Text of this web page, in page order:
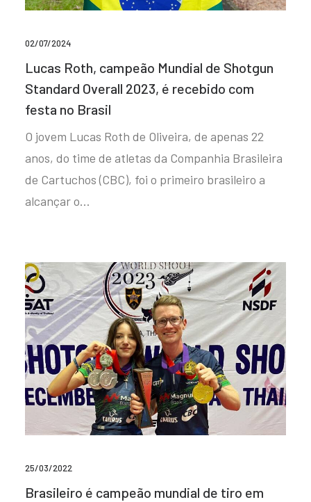
02/07/2024
Lucas Roth, campeão Mundial de Shotgun
Standard Overall 2023, é recebido com
festa no Brasil
O jovem Lucas Roth de Oliveira, de apenas 22
anos, do time de atletas da Companhia Brasileira
de Cartuchos (CBC), foi o primeiro brasileiro a
alcançar o…
25/03/2022
Brasileiro é campeão mundial de tiro em